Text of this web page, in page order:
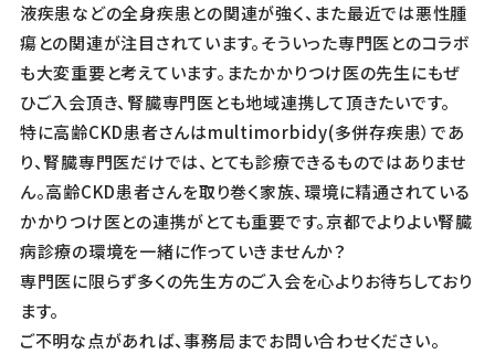
液疾患などの全身疾患との関連が強く、また最近では悪性腫
瘍との関連が注目されています。そういった専門医とのコラボ
も大変重要と考えています。またかかりつけ医の先生にもぜ
ひご入会頂き、腎臓専門医とも地域連携して頂きたいです。
特に高齢CKD患者さんはmultimorbidy(多併存疾患）であ
り、腎臓専門医だけでは、とても診療できるものではありませ
ん。高齢CKD患者さんを取り巻く家族、環境に精通されている
かかりつけ医との連携がとても重要です。京都でよりよい腎臓
病診療の環境を一緒に作っていきませんか？
専門医に限らず多くの先生方のご入会を心よりお待ちしており
ます。
ご不明な点があれば、事務局までお問い合わせください。